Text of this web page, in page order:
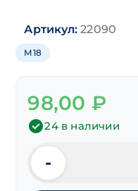
Артикул: 22090
М18
98,00 ₽
24 в наличии
Количество
товара
-